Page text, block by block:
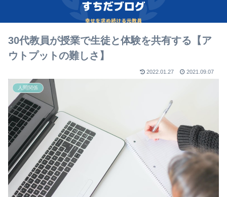
30代教員が授業で生徒と体験を共有する【ア
ウトプットの難しさ】
2022.01.27 2021.09.07
人間関係